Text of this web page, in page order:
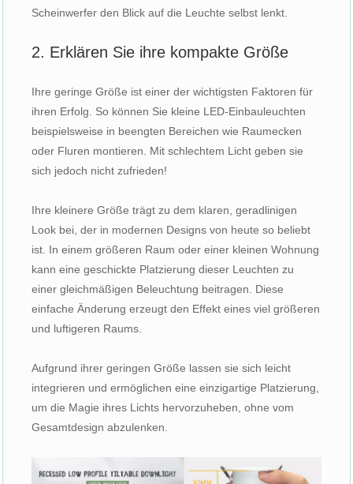
Scheinwerfer den Blick auf die Leuchte selbst lenkt.
2. Erklären Sie ihre kompakte Größe
Ihre geringe Größe ist einer der wichtigsten Faktoren für
ihren Erfolg. So können Sie kleine LED-Einbauleuchten
beispielsweise in beengten Bereichen wie Raumecken
oder Fluren montieren. Mit schlechtem Licht geben sie
sich jedoch nicht zufrieden!
Ihre kleinere Größe trägt zu dem klaren, geradlinigen
Look bei, der in modernen Designs von heute so beliebt
ist. In einem größeren Raum oder einer kleinen Wohnung
kann eine geschickte Platzierung dieser Leuchten zu
einer gleichmäßigen Beleuchtung beitragen. Diese
einfache Änderung erzeugt den Effekt eines viel größeren
und luftigeren Raums.
Aufgrund ihrer geringen Größe lassen sie sich leicht
integrieren und ermöglichen eine einzigartige Platzierung,
um die Magie ihres Lichts hervorzuheben, ohne vom
Gesamtdesign abzulenken.